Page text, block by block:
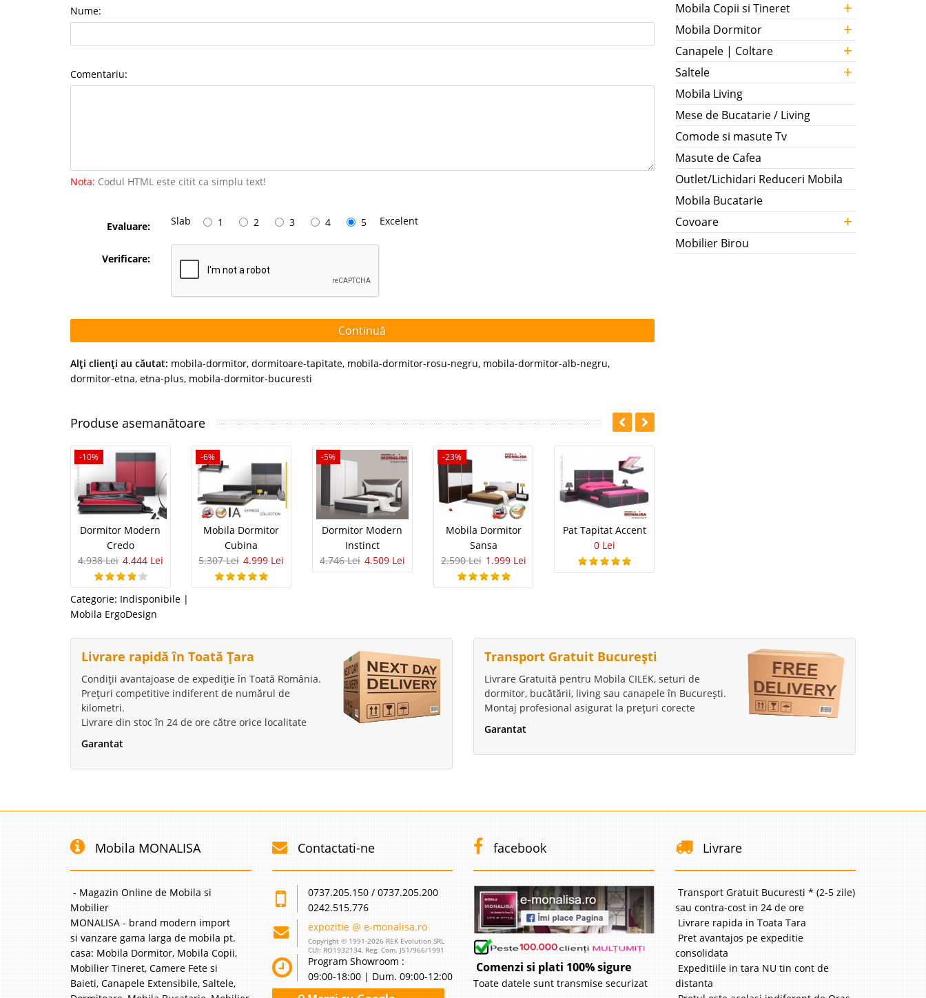
Nume:
Comentariu:
Nota: Codul HTML este citit ca simplu text!
Evaluare: Slab 1 2 3 4 5 Excelent
Verificare:
Continuă
Alţi clienţi au căutat: mobila-dormitor, dormitoare-tapitate, mobila-dormitor-rosu-negru, mobila-dormitor-alb-negru,
dormitor-etna, etna-plus, mobila-dormitor-bucuresti
Produse asemanătoare
-10%
Dormitor Modern
Credo
4.938 Lei 4.444 Lei
-6%
Mobila Dormitor
Cubina
5.307 Lei 4.999 Lei
-5%
Dormitor Modern
Instinct
4.746 Lei 4.509 Lei
-23%
Mobila Dormitor
Sansa
2.590 Lei 1.999 Lei
Pat Tapitat Accent
0 Lei
Categorie: Indisponibile |
Mobila ErgoDesign
Mobila Copii si Tineret +
Mobila Dormitor +
Canapele | Coltare +
Saltele +
Mobila Living
Mese de Bucatarie / Living
Comode si masute Tv
Masute de Cafea
Outlet/Lichidari Reduceri Mobila
Mobila Bucatarie
Covoare
+
Mobilier Birou
Livrare rapidă în Toată Țara
Condiții avantajoase de expediție în Toată România.
Prețuri competitive indiferent de numărul de
kilometri.
Livrare din stoc în 24 de ore către orice localitate
Garantat
Transport Gratuit București
Livrare Gratuită pentru Mobila CILEK, seturi de
dormitor, bucătării, living sau canapele în București.
Montaj profesional asigurat la prețuri corecte
Garantat
Mobila MONALISA
- Magazin Online de Mobila si
Mobilier
MONALISA - brand modern import
si vanzare gama larga de mobila pt.
casa: Mobila Dormitor, Mobila Copii,
Mobilier Tineret, Camere Fete si
Baieti, Canapele Extensibile, Saltele,
Contactati-ne
0737.205.150 / 0737.205.200
0242.515.776
expozitie @ e-monalisa.ro
Copyright © 1991-2026 REK Evolution SRL
CUI: RO1932134, Reg. Com. J51/966/1991
Program Showroom :
09:00-18:00 | Dum. 09:00-12:00
facebook
Comenzi si plati 100% sigure
Toate datele sunt transmise securizat
Livrare
Transport Gratuit Bucuresti * (2-5 zile)
sau contra-cost in 24 de ore
Livrare rapida in Toata Tara
Pret avantajos pe expeditie
consolidata
Expeditiile in tara NU tin cont de
distanta